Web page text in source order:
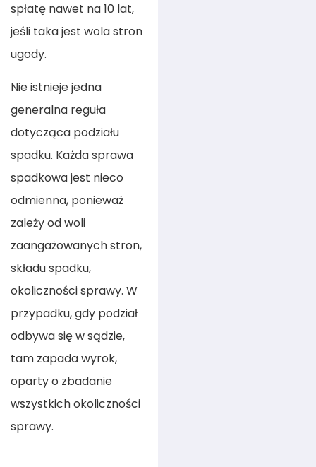
spłatę nawet na 10 lat,
jeśli taka jest wola stron
ugody.
Nie istnieje jedna
generalna reguła
dotycząca podziału
spadku. Każda sprawa
spadkowa jest nieco
odmienna, ponieważ
zależy od woli
zaangażowanych stron,
składu spadku,
okoliczności sprawy. W
przypadku, gdy podział
odbywa się w sądzie,
tam zapada wyrok,
oparty o zbadanie
wszystkich okoliczności
sprawy.